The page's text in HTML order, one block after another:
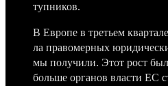
тупни­ков.
В Евро­пе в треть­ем
ла пра­вомер­ных
мы получи­ли. Этот рост
боль­ше орга­нов влас­ти ЕС